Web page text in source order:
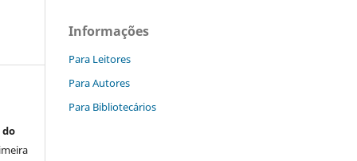
do
Informações
Para Leitores
Para Autores
Para Bibliotecários